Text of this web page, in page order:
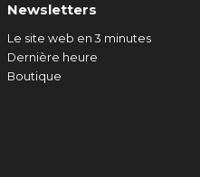
Newsletters
Le site web en 3 minutes
Dernière heure
Boutique